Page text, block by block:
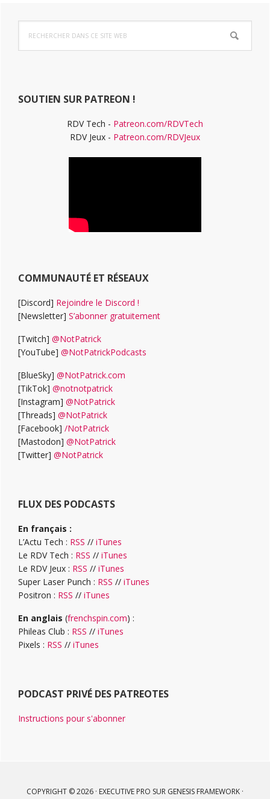
Barre
latérale
dans
ce
SOUTIEN SUR PATREON !
RDV Tech - Patreon.com/RDVTech
RDV Jeux - Patreon.com/RDVJeux
COMMUNAUTÉ ET RÉSEAUX
[Discord] Rejoindre le Discord !
[Newsletter] S’abonner gratuitement
[Twitch] @NotPatrick
[YouTube] @NotPatrickPodcasts
[BlueSky] @NotPatrick.com
[TikTok] @notnotpatrick
[Instagram] @NotPatrick
[Threads] @NotPatrick
[Facebook] /NotPatrick
[Mastodon] @NotPatrick
[Twitter] @NotPatrick
FLUX DES PODCASTS
En français :
L’Actu Tech : RSS // iTunes
Le RDV Tech : RSS // iTunes
Le RDV Jeux : RSS // iTunes
Super Laser Punch : RSS // iTunes
Positron : RSS // iTunes
En anglais (frenchspin.com) :
Phileas Club : RSS // iTunes
Pixels : RSS // iTunes
PODCAST PRIVÉ DES PATREOTES
Instructions pour s'abonner
COPYRIGHT © 2026 · EXECUTIVE PRO SUR GENESIS FRAMEWORK ·